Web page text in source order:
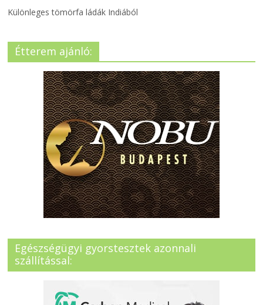
Különleges tömörfa ládák Indiából
Étterem ajánló:
Egészségügyi gyorstesztek azonnali
szállítással: